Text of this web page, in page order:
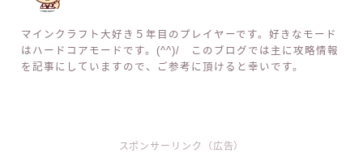
マインクラフト大好き５年目のプレイヤーです。好きなモード
はハードコアモードです。(^^)/ このブログでは主に攻略情報
を記事にしていますので、ご参考に頂けると幸いです。
スポンサーリンク（広告）